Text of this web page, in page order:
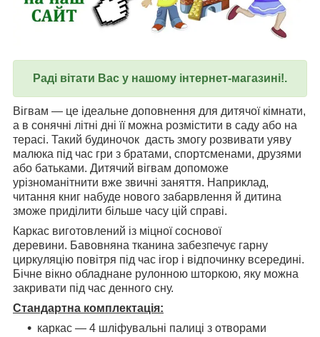
Раді вітати Вас у нашому інтернет-магазині!.
Вігвам — це ідеальне доповнення для дитячої кімнати,
а в сонячні літні дні її можна розмістити в саду або на
терасі. Такий будиночок дасть змогу розвивати уяву
малюка під час гри з братами, спортсменами, друзями
або батьками. Дитячий вігвам допоможе
урізноманітнити вже звичні заняття. Наприклад,
читання книг набуде нового забарвлення й дитина
зможе приділити більше часу цій справі.
Каркас виготовлений із міцної соснової
деревини. Бавовняна тканина забезпечує гарну
циркуляцію повітря під час ігор і відпочинку всередині.
Бічне вікно обладнане рулонною шторкою, яку можна
закривати під час денного сну.
Стандартна комплектація:
каркас — 4 шліфувальні палиці з отворами